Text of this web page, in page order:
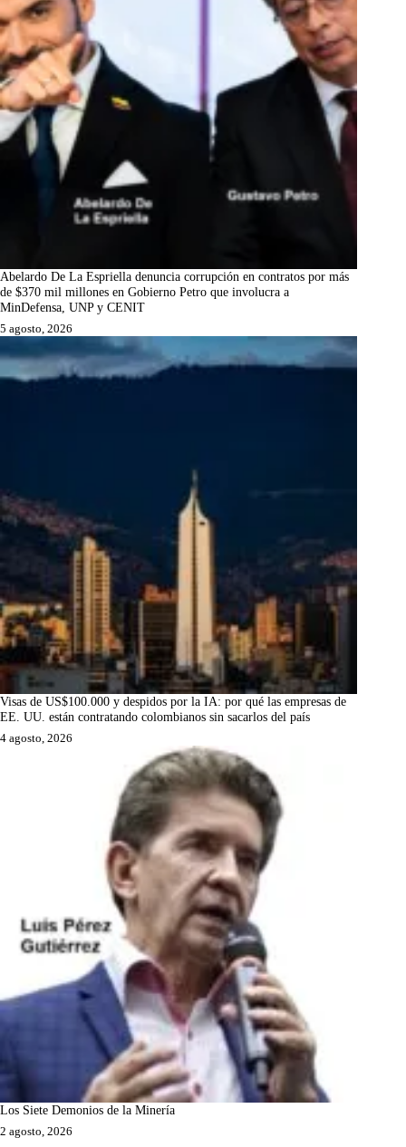
Abelardo De La Espriella denuncia corrupción en contratos por más
de $370 mil millones en Gobierno Petro que involucra a
MinDefensa, UNP y CENIT
5 agosto, 2026
Visas de US$100.000 y despidos por la IA: por qué las empresas de
EE. UU. están contratando colombianos sin sacarlos del país
4 agosto, 2026
Los Siete Demonios de la Minería
2 agosto, 2026